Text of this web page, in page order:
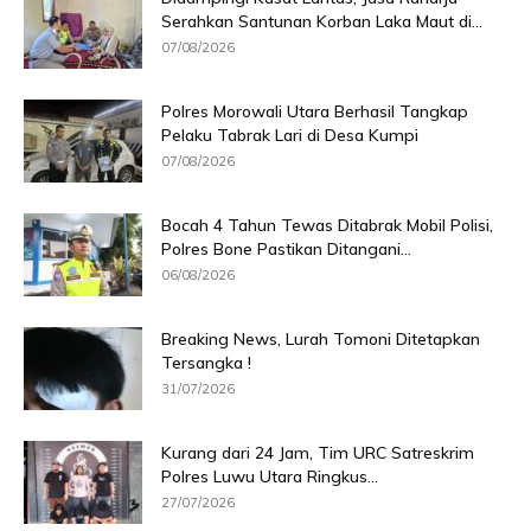
Serahkan Santunan Korban Laka Maut di...
07/08/2026
Polres Morowali Utara Berhasil Tangkap
Pelaku Tabrak Lari di Desa Kumpi
07/08/2026
Bocah 4 Tahun Tewas Ditabrak Mobil Polisi,
Polres Bone Pastikan Ditangani...
06/08/2026
Breaking News, Lurah Tomoni Ditetapkan
Tersangka !
31/07/2026
Kurang dari 24 Jam, Tim URC Satreskrim
Polres Luwu Utara Ringkus...
27/07/2026